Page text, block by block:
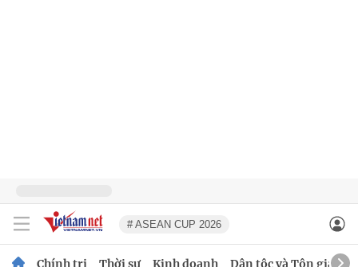
# ASEAN CUP 2026
Chính trị Thời sự Kinh doanh Dân tộc và Tôn giáo